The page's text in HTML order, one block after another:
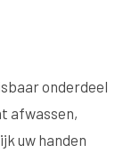
onderdeel
afwassen,
uw handen